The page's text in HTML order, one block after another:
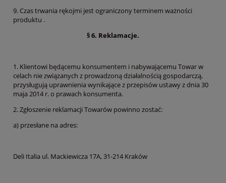
9. Czas trwania rękojmi jest ograniczony terminem ważności
produktu .
§ 6. Reklamacje.
1. Klientowi będącemu konsumentem i nabywającemu Towar w
celach nie związanych z prowadzoną działalnością gospodarczą,
przysługują uprawnienia wynikające z przepisów ustawy z dnia 30
maja 2014 r. o prawach konsumenta.
2. Zgłoszenie reklamacji Towarów powinno zostać:
a) przesłane na adres:
Deli Italia ul. Mackiewicza 17A, 31-214 Kraków